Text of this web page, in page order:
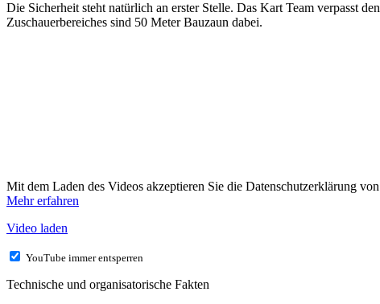
Die Sicherheit steht natürlich an erster Stelle. Das Kart Team verpasst
Zuschauerbereiches sind 50 Meter Bauzaun dabei.
Mit dem Laden des Videos akzeptieren Sie die Datenschutzerklärung
Mehr erfahren
Video laden
YouTube immer entsperren
Technische und organisatorische Fakten